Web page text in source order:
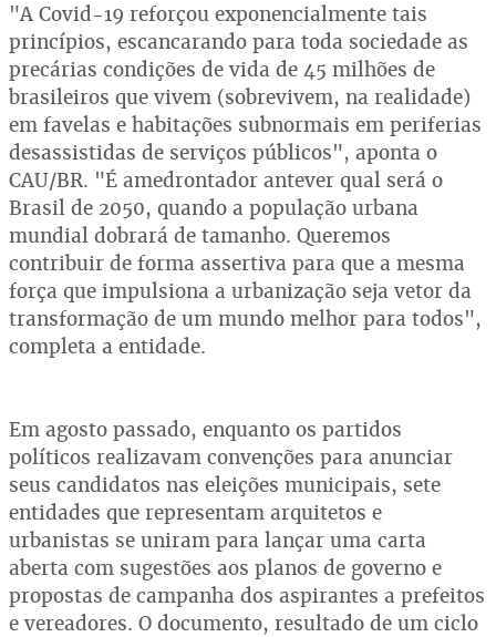
"A Covid-19 reforçou exponencialmente tais
princípios, escancarando para toda sociedade as
precárias condições de vida de 45 milhões de
brasileiros que vivem (sobrevivem, na realidade)
em favelas e habitações subnormais em periferias
desassistidas de serviços públicos", aponta o
CAU/BR. "É amedrontador antever qual será o
Brasil de 2050, quando a população urbana
mundial dobrará de tamanho. Queremos
contribuir de forma assertiva para que a mesma
força que impulsiona a urbanização seja vetor da
transformação de um mundo melhor para todos",
completa a entidade.
Em agosto passado, enquanto os partidos
políticos realizavam convenções para anunciar
seus candidatos nas eleições municipais, sete
entidades que representam arquitetos e
urbanistas se uniram para lançar uma carta
aberta com sugestões aos planos de governo e
propostas de campanha dos aspirantes a prefeitos
e vereadores. O documento, resultado de um ciclo